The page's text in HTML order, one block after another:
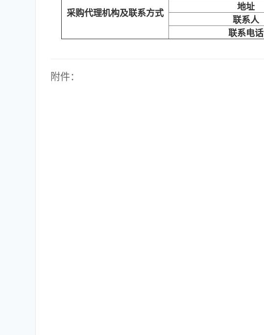
采购代理机构及联系方式
地址
联系人
联系电话
附件：